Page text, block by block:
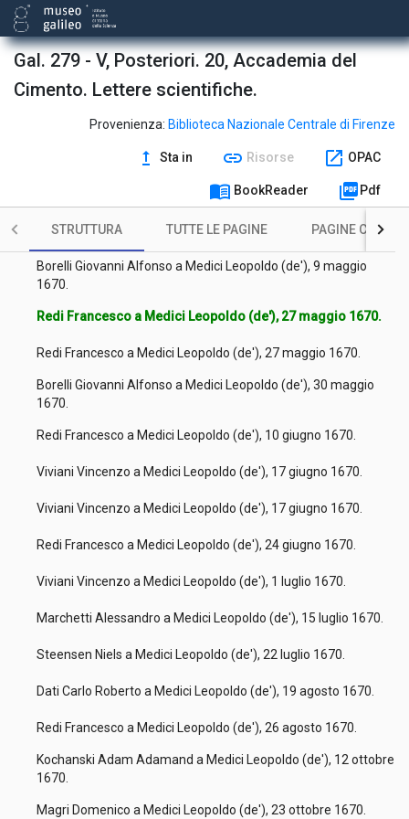
Gal. 279 - V, Posteriori. 20, Accademia del
Cimento. Lettere scientifiche.
Provenienza: Biblioteca Nazionale Centrale di Firenze
upgrade Sta in link Risorse open_in_new OPAC
menu_book BookReader picture_as_pdf Pdf
STRUTTURA TUTTE LE PAGINE PAGINE CON
Dati Carlo Roberto a Medici Leopoldo (de'), 1 marzo 1670.
Marchetti Alessandro a Medici Leopoldo (de'), 31 marzo
Campani Matteo a Medici Leopoldo (de'), 1 marzo 1670.
Borelli Giovanni Alfonso a Medici Leopoldo (de'), 9 maggio
1670.
Redi Francesco a Medici Leopoldo (de'), 27 maggio 1670.
Redi Francesco a Medici Leopoldo (de'), 27 maggio 1670.
Borelli Giovanni Alfonso a Medici Leopoldo (de'), 30 maggio
1670.
Redi Francesco a Medici Leopoldo (de'), 10 giugno 1670.
Viviani Vincenzo a Medici Leopoldo (de'), 17 giugno 1670.
Viviani Vincenzo a Medici Leopoldo (de'), 17 giugno 1670.
Redi Francesco a Medici Leopoldo (de'), 24 giugno 1670.
Viviani Vincenzo a Medici Leopoldo (de'), 1 luglio 1670.
Marchetti Alessandro a Medici Leopoldo (de'), 15 luglio 1670.
Steensen Niels a Medici Leopoldo (de'), 22 luglio 1670.
Dati Carlo Roberto a Medici Leopoldo (de'), 19 agosto 1670.
Redi Francesco a Medici Leopoldo (de'), 26 agosto 1670.
Kochanski Adam Adamand a Medici Leopoldo (de'), 12 ottobre
1670.
Magri Domenico a Medici Leopoldo (de'), 23 ottobre 1670.